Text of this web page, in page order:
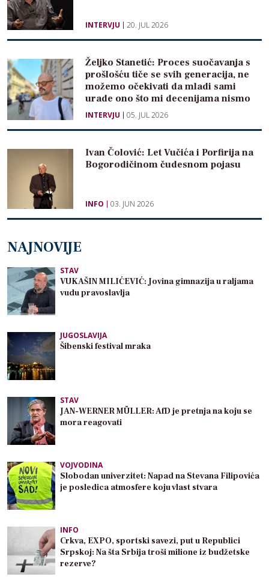
INTERVJU 20. JUL 2026
Željko Stanetić: Proces suočavanja s
prošlošću tiče se svih generacija, ne
možemo očekivati da mladi sami
urade ono što mi decenijama nismo
INTERVJU 05. JUL 2026
Ivan Čolović: Let Vučića i Porfirija na
Bogorodičinom čudesnom pojasu
INFO 03. JUN 2026
NAJNOVIJE
STAV
VUKAŠIN MILIĆEVIĆ: Jovina gimnazija u raljama
vudu pravoslavlja
JUGOSLAVIJA
Šibenski festival mraka
STAV
JAN-WERNER MÜLLER: AfD je pretnja na koju se
mora reagovati
VOJVODINA
Slobodan univerzitet: Napad na Stevana Filipovića
je posledica atmosfere koju vlast stvara
INFO
Crkva, EXPO, sportski savezi, put u Republici
Srpskoj: Na šta Srbija troši milione iz budžetske
rezerve?